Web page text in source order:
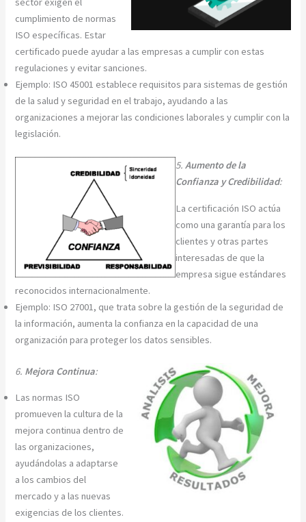
cumplimiento de normas
ISO específicas. Estar
certificado puede ayudar a las empresas a cumplir con estas
regulaciones y evitar sanciones.
Ejemplo: ISO 45001 establece requisitos para sistemas de gestión
de la salud y seguridad en el trabajo, ayudando a las
organizaciones a mejorar las condiciones laborales y cumplir con la
legislación.
5.Aumento de la
Confianza y Credibilidad:
La certificación ISO actúa
como una garantía para los
clientes y otras partes
interesadas de que la
empresa sigue estándares
reconocidos internacionalmente.
Ejemplo: ISO 27001, que trata sobre la gestión de la seguridad de
la información, aumenta la confianza en la capacidad de una
organización para proteger los datos sensibles.
6. Mejora Continua:
Las normas ISO
promueven la cultura de la
mejora continua dentro de
las organizaciones,
ayudándolas a adaptarse
a los cambios del
mercado y a las nuevas
exigencias de los clientes.